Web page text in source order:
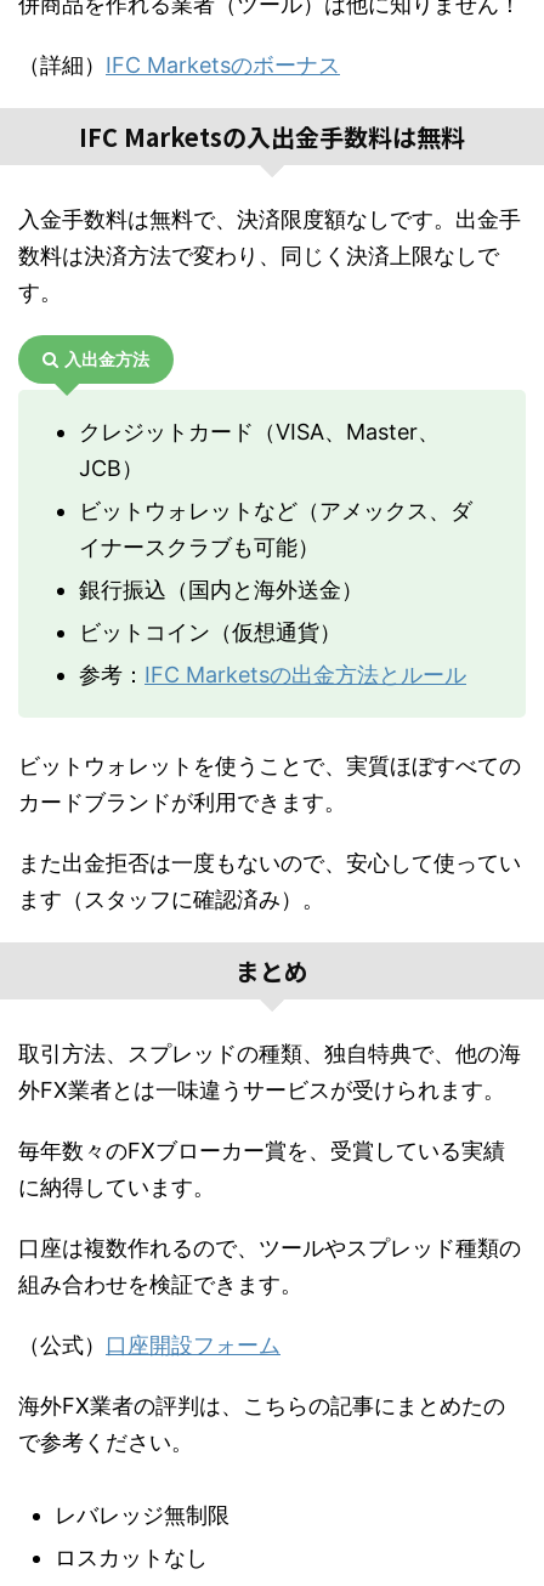
（詳細） IFC Marketsのボーナス
IFC Marketsの入出金手数料は無料
入金手数料は無料で、決済限度額なしです。出金手
数料は決済方法で変わり、同じく決済上限なしで
す。
入出金方法
クレジットカード（VISA、Master、
JCB）
ビットウォレットなど（アメックス、ダ
イナースクラブも可能）
銀行振込（国内と海外送金）
ビットコイン（仮想通貨）
参考： IFC Marketsの出金方法とルール
ビットウォレットを使うことで、実質ほぼすべての
カードブランドが利用できます。
また出金拒否は一度もないので、安心して使ってい
ます（スタッフに確認済み）。
まとめ
取引方法、スプレッドの種類、独自特典で、他の海
外FX業者とは一味違うサービスが受けられます。
毎年数々のFXブローカー賞を、受賞している実績
に納得しています。
口座は複数作れるので、ツールやスプレッド種類の
組み合わせを検証できます。
（公式） 口座開設フォーム
海外FX業者の評判は、こちらの記事にまとめたの
で参考ください。
レバレッジ無制限
ロスカットなし